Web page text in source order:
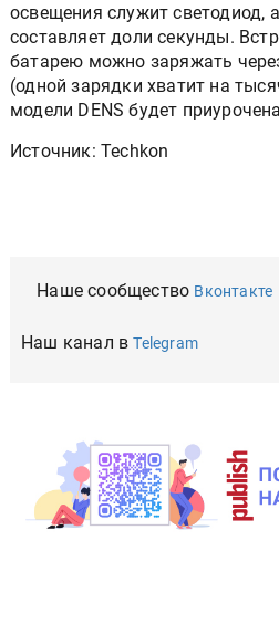
освещения служит светодиод,
составляет доли секунды.
батарею можно заряжать
(одной зарядки хватит на
модели DENS будет
Источник: Techkon
Наше сообщество Вконтакте
Наш канал вTelegram